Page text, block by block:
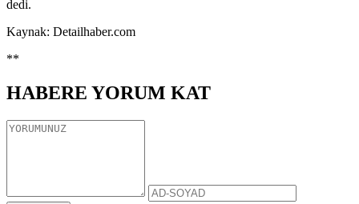
dedi.
Kaynak: Detailhaber.com
**
HABERE YORUM KAT